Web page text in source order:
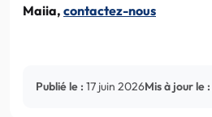
Maiia, contactez-nous
Publié le : 17 juin 2026Mis à jour le :